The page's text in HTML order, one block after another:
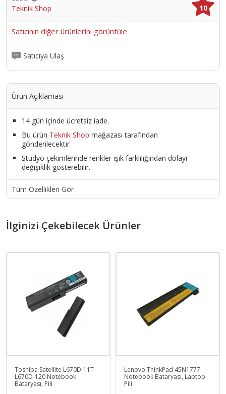
Teknik Shop
10
Satıcının diğer ürünlerini görüntüle
Satıcıya Ulaş
Ürün Açıklaması
14 gün içinde ücretsiz iade.
Bu ürün Teknik Shop mağazası tarafından
gönderilecektir
Stüdyo çekimlerinde renkler ışık farklılığından dolayı
değişiklik gösterebilir.
Tüm Özellikleri Gör
İlginizi Çekebilecek Ürünler
Toshiba Satellite L670D-11T
L670D-120 Notebook
Bataryası, Pili
Lenovo ThinkPad 45N1777
Notebook Bataryası, Laptop
Pili